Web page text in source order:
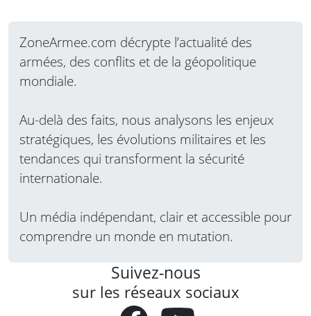
ZoneArmee.com décrypte l’actualité des
armées, des conflits et de la géopolitique
mondiale.
Au-delà des faits, nous analysons les enjeux
stratégiques, les évolutions militaires et les
tendances qui transforment la sécurité
internationale.
Un média indépendant, clair et accessible pour
comprendre un monde en mutation.
Suivez-nous
sur les réseaux sociaux